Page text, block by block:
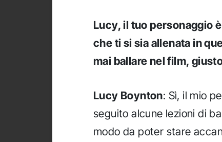
Lucy, il tuo personaggio
che ti si sia allenata in
mai ballare nel film,
Lucy Boynton: Sì, il mio
seguito alcune lezioni di
modo da poter stare